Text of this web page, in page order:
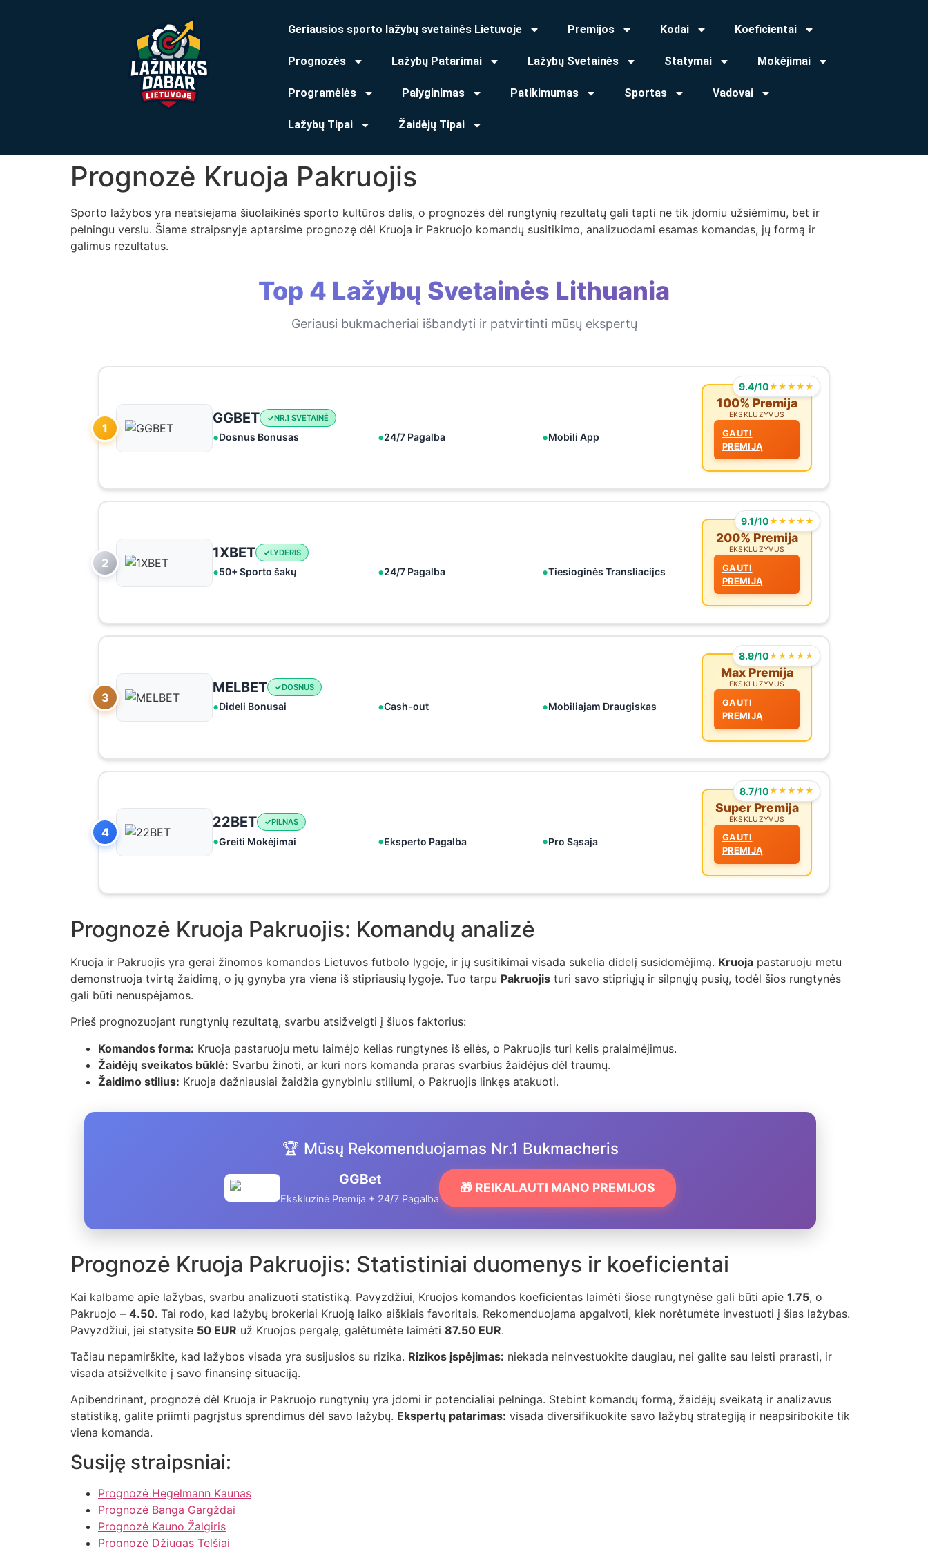
Geriausios sporto lažybų svetainės Lietuvoje Premijos Kodai Koeficientai
Prognozės Lažybų Patarimai Lažybų Svetainės Statymai Mokėjimai
Programėlės Palyginimas Patikimumas Sportas Vadovai
Lažybų Tipai Žaidėjų Tipai
Prognozė Kruoja Pakruojis
Sporto lažybos yra neatsiejama šiuolaikinės sporto kultūros dalis, o prognozės dėl rungtynių rezultatų gali tapti ne tik įdomiu užsiėmimu, bet ir
pelningu verslu. Šiame straipsnyje aptarsime prognozę dėl Kruoja ir Pakruojo komandų susitikimo, analizuodami esamas komandas, jų formą ir
galimus rezultatus.
Top 4 Lažybų Svetainės Lithuania
Geriausi bukmacheriai išbandyti ir patvirtinti mūsų ekspertų
1
9.4/10★★★★★
GGBET NR.1 SVETAINĖ
Dosnus Bonusas 24/7 Pagalba Mobili App
100% Premija
EKSKLUZYVUS
GAUTI
PREMIJĄ
2
9.1/10★★★★★
1XBET LYDERIS
50+ Sporto šakų 24/7 Pagalba Tiesioginės Transliacijcs
200% Premija
EKSKLUZYVUS
GAUTI
PREMIJĄ
3
8.9/10★★★★★
MELBET DOSNUS
Dideli Bonusai Cash-out Mobiliajam Draugiskas
Max Premija
EKSKLUZYVUS
GAUTI
PREMIJĄ
4
8.7/10★★★★★
22BET PILNAS
Greiti Mokėjimai Eksperto Pagalba Pro Sąsaja
Super Premija
EKSKLUZYVUS
GAUTI
PREMIJĄ
Prognozė Kruoja Pakruojis: Komandų analizė
Kruoja ir Pakruojis yra gerai žinomos komandos Lietuvos futbolo lygoje, ir jų susitikimai visada sukelia didelį susidomėjimą. Kruoja pastaruoju metu
demonstruoja tvirtą žaidimą, o jų gynyba yra viena iš stipriausių lygoje. Tuo tarpu Pakruojis turi savo stipriųjų ir silpnųjų pusių, todėl šios rungtynės
gali būti nenuspėjamos.
Prieš prognozuojant rungtynių rezultatą, svarbu atsižvelgti į šiuos faktorius:
Komandos forma: Kruoja pastaruoju metu laimėjo kelias rungtynes iš eilės, o Pakruojis turi kelis pralaimėjimus.
Žaidėjų sveikatos būklė: Svarbu žinoti, ar kuri nors komanda praras svarbius žaidėjus dėl traumų.
Žaidimo stilius: Kruoja dažniausiai žaidžia gynybiniu stiliumi, o Pakruojis linkęs atakuoti.
🏆 Mūsų Rekomenduojamas Nr.1 Bukmacheris
GGBet
Ekskluzinė Premija + 24/7 Pagalba
🎁 REIKALAUTI MANO PREMIJOS
Prognozė Kruoja Pakruojis: Statistiniai duomenys ir koeficientai
Kai kalbame apie lažybas, svarbu analizuoti statistiką. Pavyzdžiui, Kruojos komandos koeficientas laimėti šiose rungtynėse gali būti apie 1.75, o
Pakruojo – 4.50. Tai rodo, kad lažybų brokeriai Kruoją laiko aiškiais favoritais. Rekomenduojama apgalvoti, kiek norėtumėte investuoti į šias lažybas.
Pavyzdžiui, jei statysite 50 EUR už Kruojos pergalę, galėtumėte laimėti 87.50 EUR.
Tačiau nepamirškite, kad lažybos visada yra susijusios su rizika. Rizikos įspėjimas: niekada neinvestuokite daugiau, nei galite sau leisti prarasti, ir
visada atsižvelkite į savo finansinę situaciją.
Apibendrinant, prognozė dėl Kruoja ir Pakruojo rungtynių yra įdomi ir potencialiai pelninga. Stebint komandų formą, žaidėjų sveikatą ir analizavus
statistiką, galite priimti pagrįstus sprendimus dėl savo lažybų. Ekspertų patarimas: visada diversifikuokite savo lažybų strategiją ir neapsiribokite tik
viena komanda.
Susiję straipsniai:
Prognozė Hegelmann Kaunas
Prognozė Banga Gargždai
Prognozė Kauno Žalgiris
Prognozė Džiugas Telšiai